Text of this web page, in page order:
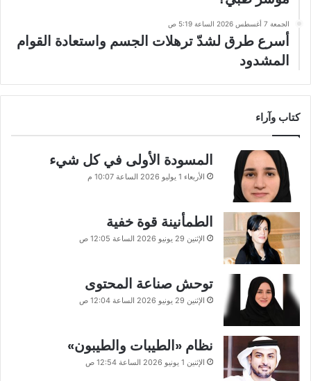
الجمعة 7 أغسطس 2026 الساعة 5:19 ص
أسرع طرق لشدّ ترهلات الجسم واستعادة القوام
المشدود
كتاب وآراء
المسودة الأولى في كل شيء
الأربعاء 1 يوليو 2026 الساعة 10:07 م
الطمأنينة قوة خفية
الإثنين 29 يونيو 2026 الساعة 12:05 ص
توحش صناعة المحتوى
الإثنين 29 يونيو 2026 الساعة 12:04 ص
نظام «الطيبات والطيبون»
الإثنين 1 يونيو 2026 الساعة 12:54 ص